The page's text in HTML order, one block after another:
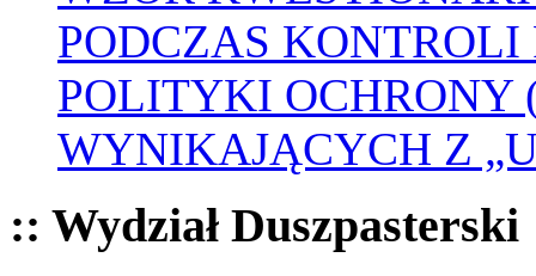
PODCZAS
POLITYKI OCHRONY
WYNIKAJĄCYCH Z
:: Wydział Duszpasterski